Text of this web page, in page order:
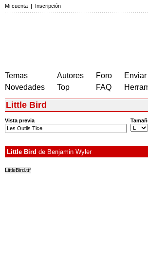
Mi cuenta | Inscripción
Temas
Novedades
Autores
Top
Foro
FAQ
Little Bird
Vista previa
Little Bird de Benjamin Wyler
LittleBird.ttf